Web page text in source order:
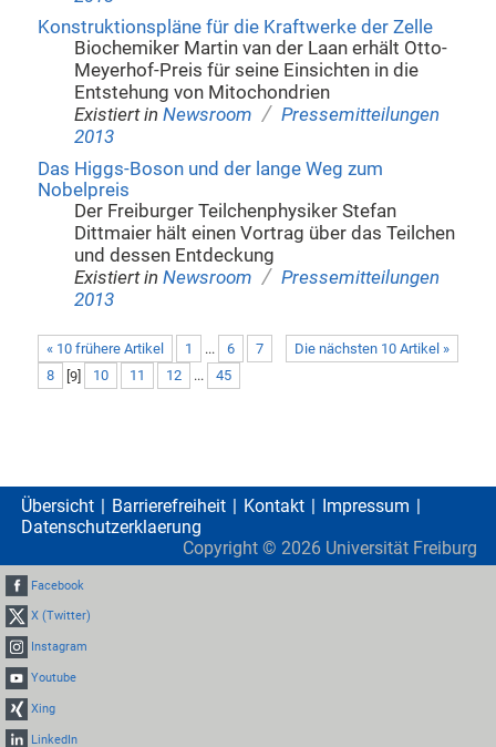
Konstruktionspläne für die Kraftwerke der Zelle
Biochemiker Martin van der Laan erhält Otto-
Meyerhof-Preis für seine Einsichten in die
Entstehung von Mitochondrien
Existiert in Newsroom / Pressemitteilungen
2013
Das Higgs-Boson und der lange Weg zum
Nobelpreis
Der Freiburger Teilchenphysiker Stefan
Dittmaier hält einen Vortrag über das Teilchen
und dessen Entdeckung
Existiert in Newsroom / Pressemitteilungen
2013
« 10 frühere Artikel Die nächsten 10 Artikel »
1 ... 6
7
8
[9] 10 11 12 ... 45
Übersicht Barrierefreiheit Kontakt
Impressum
Datenschutzerklaerung
Copyright © 2026 Universität Freiburg
Facebook
X (Twitter)
Instagram
Youtube
Xing
LinkedIn